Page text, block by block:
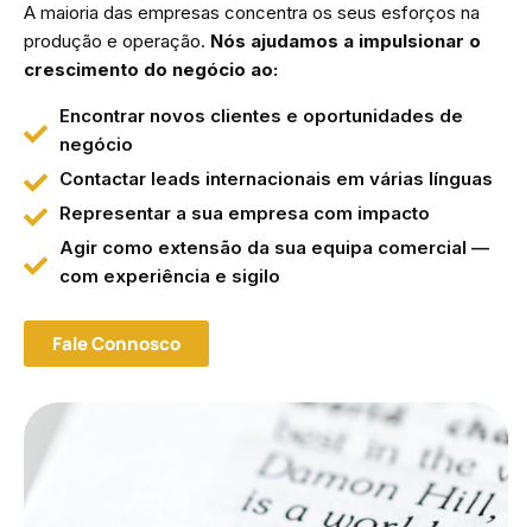
A maioria das empresas concentra os seus esforços na
produção e operação. Nós ajudamos a impulsionar o
crescimento do negócio ao:
Encontrar novos clientes e oportunidades de
negócio
Contactar leads internacionais em várias línguas
Representar a sua empresa com impacto
Agir como extensão da sua equipa comercial —
com experiência e sigilo
Fale Connosco